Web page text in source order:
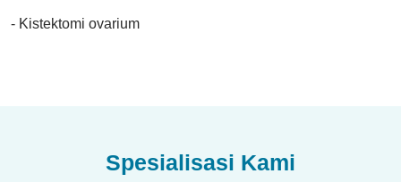
- Kistektomi ovarium
Spesialisasi Kami